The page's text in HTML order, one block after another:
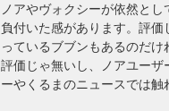
ノアやヴォクシーが依然と
負付いた感があります。評
っているブブンもあるのだ
評価じゃ無いし、ノアユー
ーやくるまのニュースでは触